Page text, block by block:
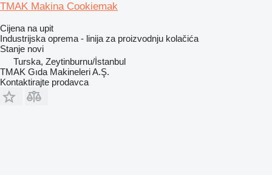
TMAK Makina Cookiemak
Cijena na upit
Industrijska oprema - linija za proizvodnju kolačića
Stanje novi
Turska, Zeytinburnu/İstanbul
TMAK Gıda Makineleri A.Ş.
Kontaktirajte prodavca